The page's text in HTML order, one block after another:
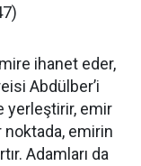
ihanet eder,
Abdülber’i
yerleştirir, emir
noktada, emirin
Adamları da